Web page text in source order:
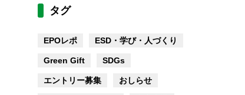
タグ
EPOレポ ESD・学び・人づくり
Green Gift SDGs
エントリー募集 おしらせ